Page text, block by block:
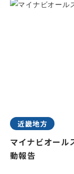
近畿地方
マイナビオー
動報告